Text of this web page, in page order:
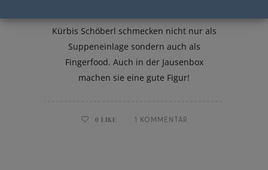
Kürbis Schöberl schmecken nicht nur als
Suppeneinlage sondern auch als
Fingerfood. Auch in der Jausenbox
machen sie eine gute Figur!
0 LIKE 1 KOMMENTAR